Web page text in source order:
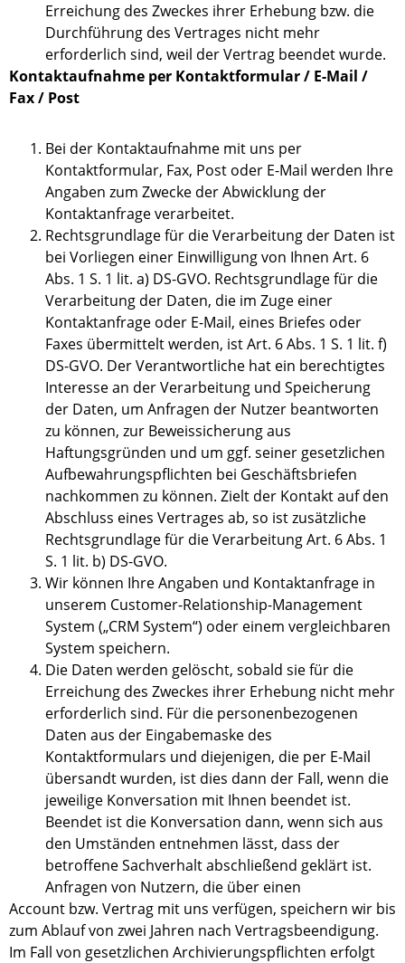
Erreichung des Zweckes ihrer Erhebung bzw. die
Durchführung des Vertrages nicht mehr
erforderlich sind, weil der Vertrag beendet wurde.
Kontaktaufnahme per Kontaktformular / E-Mail /
Fax / Post
Bei der Kontaktaufnahme mit uns per
Kontaktformular, Fax, Post oder E-Mail werden Ihre
Angaben zum Zwecke der Abwicklung der
Kontaktanfrage verarbeitet.
Rechtsgrundlage für die Verarbeitung der Daten ist
bei Vorliegen einer Einwilligung von Ihnen Art. 6
Abs. 1 S. 1 lit. a) DS-GVO. Rechtsgrundlage für die
Verarbeitung der Daten, die im Zuge einer
Kontaktanfrage oder E-Mail, eines Briefes oder
Faxes übermittelt werden, ist Art. 6 Abs. 1 S. 1 lit. f)
DS-GVO. Der Verantwortliche hat ein berechtigtes
Interesse an der Verarbeitung und Speicherung
der Daten, um Anfragen der Nutzer beantworten
zu können, zur Beweissicherung aus
Haftungsgründen und um ggf. seiner gesetzlichen
Aufbewahrungspflichten bei Geschäftsbriefen
nachkommen zu können. Zielt der Kontakt auf den
Abschluss eines Vertrages ab, so ist zusätzliche
Rechtsgrundlage für die Verarbeitung Art. 6 Abs. 1
S. 1 lit. b) DS-GVO.
Wir können Ihre Angaben und Kontaktanfrage in
unserem Customer-Relationship-Management
System („CRM System“) oder einem vergleichbaren
System speichern.
Die Daten werden gelöscht, sobald sie für die
Erreichung des Zweckes ihrer Erhebung nicht mehr
erforderlich sind. Für die personenbezogenen
Daten aus der Eingabemaske des
Kontaktformulars und diejenigen, die per E-Mail
übersandt wurden, ist dies dann der Fall, wenn die
jeweilige Konversation mit Ihnen beendet ist.
Beendet ist die Konversation dann, wenn sich aus
den Umständen entnehmen lässt, dass der
betroffene Sachverhalt abschließend geklärt ist.
Anfragen von Nutzern, die über einen
Account bzw. Vertrag mit uns verfügen, speichern wir bis
zum Ablauf von zwei Jahren nach Vertragsbeendigung.
Im Fall von gesetzlichen Archivierungspflichten erfolgt